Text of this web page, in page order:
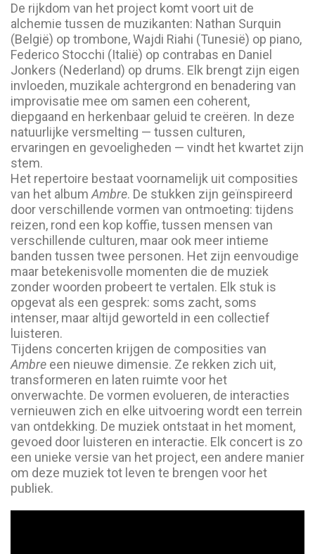
De rijkdom van het project komt voort uit de
alchemie tussen de muzikanten: Nathan Surquin
(België) op trombone, Wajdi Riahi (Tunesië) op piano,
Federico Stocchi (Italië) op contrabas en Daniel
Jonkers (Nederland) op drums. Elk brengt zijn eigen
invloeden, muzikale achtergrond en benadering van
improvisatie mee om samen een coherent,
diepgaand en herkenbaar geluid te creëren. In deze
natuurlijke versmelting — tussen culturen,
ervaringen en gevoeligheden — vindt het kwartet zijn
stem.
Het repertoire bestaat voornamelijk uit composities
van het album Ambre. De stukken zijn geïnspireerd
door verschillende vormen van ontmoeting: tijdens
reizen, rond een kop koffie, tussen mensen van
verschillende culturen, maar ook meer intieme
banden tussen twee personen. Het zijn eenvoudige
maar betekenisvolle momenten die de muziek
zonder woorden probeert te vertalen. Elk stuk is
opgevat als een gesprek: soms zacht, soms
intenser, maar altijd geworteld in een collectief
luisteren.
Tijdens concerten krijgen de composities van
Ambre een nieuwe dimensie. Ze rekken zich uit,
transformeren en laten ruimte voor het
onverwachte. De vormen evolueren, de interacties
vernieuwen zich en elke uitvoering wordt een terrein
van ontdekking. De muziek ontstaat in het moment,
gevoed door luisteren en interactie. Elk concert is zo
een unieke versie van het project, een andere manier
om deze muziek tot leven te brengen voor het
publiek.